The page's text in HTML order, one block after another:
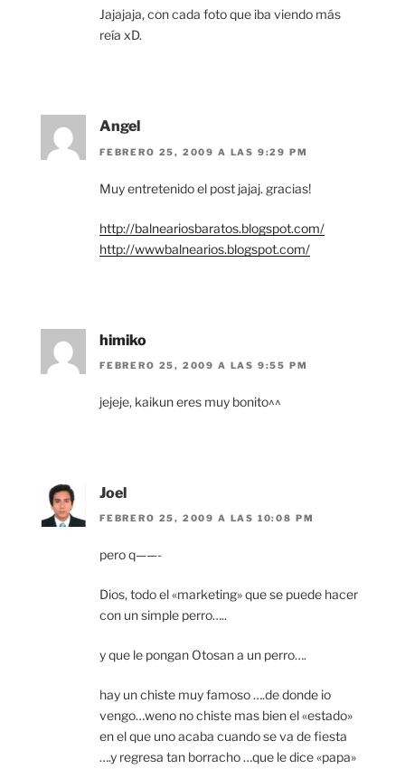
Jajajaja, con cada foto que iba viendo más
reía xD.
Angel
FEBRERO 25, 2009 A LAS 9:29 PM
Muy entretenido el post jajaj. gracias!
http://balneariosbaratos.blogspot.com/
http://wwwbalnearios.blogspot.com/
himiko
FEBRERO 25, 2009 A LAS 9:55 PM
jejeje, kaikun eres muy bonito^^
Joel
FEBRERO 25, 2009 A LAS 10:08 PM
pero q——-
Dios, todo el «marketing» que se puede hacer
con un simple perro…..
y que le pongan Otosan a un perro….
hay un chiste muy famoso ….de donde io
vengo…weno no chiste mas bien el «estado»
en el que uno acaba cuando se va de fiesta
….y regresa tan borracho …que le dice «papa»